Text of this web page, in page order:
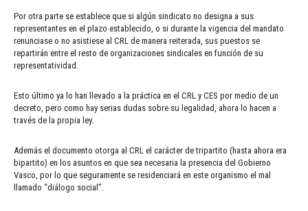
Por otra parte se establece que si algún sindicato no designa a sus
representantes en el plazo establecido, o si durante la vigencia del mandato
renunciase o no asistiese al CRL de manera reiterada, sus puestos se
repartirán entre el resto de organizaciones sindicales en función de su
representatividad.
Esto último ya lo han llevado a la práctica en el CRL y CES por medio de un
decreto, pero como hay serias dudas sobre su legalidad, ahora lo hacen a
través de la propia ley.
Además el documento otorga al CRL el carácter de tripartito (hasta ahora era
bipartito) en los asuntos en que sea necesaria la presencia del Gobierno
Vasco, por lo que seguramente se residenciará en este organismo el mal
llamado “diálogo social”.